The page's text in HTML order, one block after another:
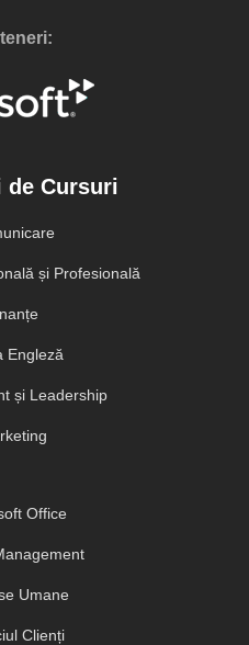
de Cursuri
și Profesională
Engleză
și Leadership
Office
Umane
Clienți